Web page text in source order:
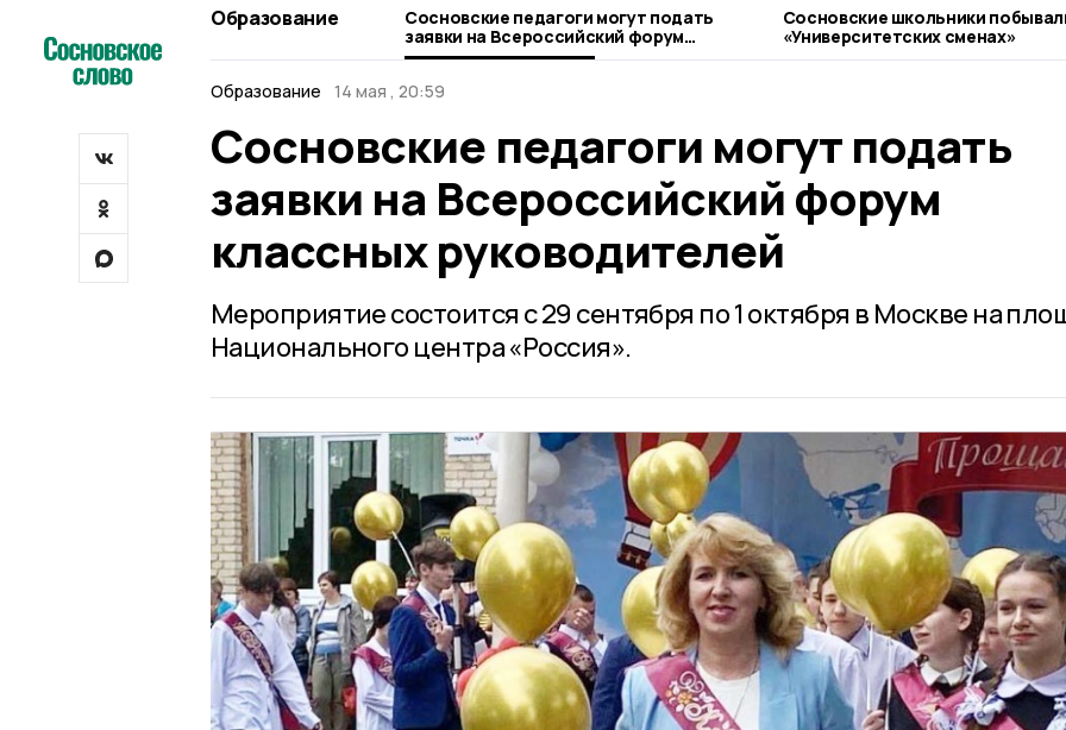
Образование
Сосновские педагоги могут подать
заявки на Всероссийский форум
классных руководителей
Сосновские школьники
«Университетских сменах»
Образование
14 мая , 20:59
Сосновские педагоги могут подать
заявки на Всероссийский форум
классных руководителей
Мероприятие состоится с 29 сентября по 1 октября в Москве на
Национального центра «Россия».